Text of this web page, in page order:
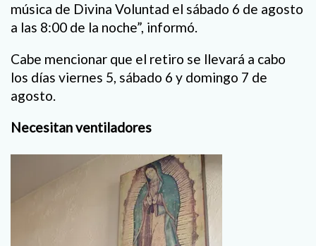
música de Divina Voluntad el sábado 6 de agosto
a las 8:00 de la noche”, informó.
Cabe mencionar que el retiro se llevará a cabo
los días viernes 5, sábado 6 y domingo 7 de
agosto.
Necesitan ventiladores